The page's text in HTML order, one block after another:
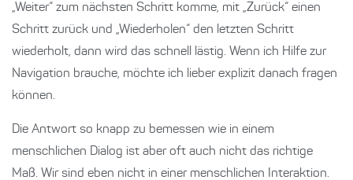
„Weiter“ zum nächsten Schritt komme, mit „Zurück“ einen
Schritt zurück und „Wiederholen“ den letzten Schritt
wiederholt, dann wird das schnell lästig. Wenn ich Hilfe zur
Navigation brauche, möchte ich lieber explizit danach fragen
können.
Die Antwort so knapp zu bemessen wie in einem
menschlichen Dialog ist aber oft auch nicht das richtige
Maß. Wir sind eben nicht in einer menschlichen Interaktion.